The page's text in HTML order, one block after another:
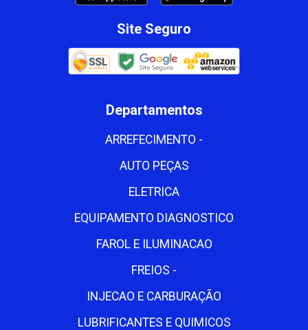
Site Seguro
Departamentos
ARREFECIMENTO -
AUTO PEÇAS
ELETRICA
EQUIPAMENTO DIAGNOSTICO
FAROL E ILUMINACAO
FREIOS -
INJECAO E CARBURAÇÃO
LUBRIFICANTES E QUIMICOS